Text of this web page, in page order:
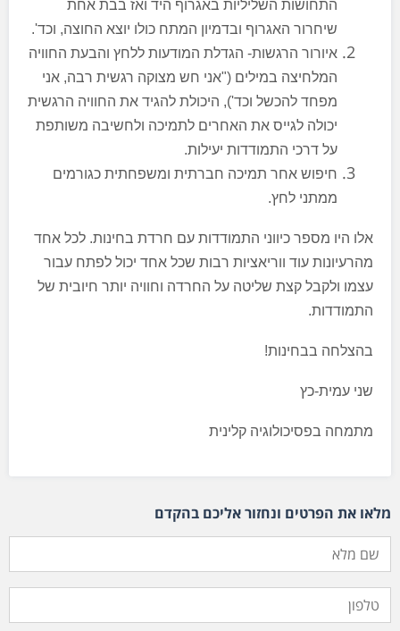
התחושות השליליות באגרוף היד ואז בבת אחת
שיחרור האגרוף ובדמיון המתח כולו יוצא החוצה, וכד'.
איורור הרגשות- הגדלת המודעות ללחץ והבעת החוויה
המלחיצה במילים ("אני חש מצוקה רגשית רבה, אני
מפחד להכשל וכד'), היכולת להגיד את החוויה הרגשית
יכולה לגייס את האחרים לתמיכה ולחשיבה משותפת
על דרכי התמודדות יעילות.
חיפוש אחר תמיכה חברתית ומשפחתית כגורמים
ממתני לחץ.
אלו היו מספר כיווני התמודדות עם חרדת בחינות. לכל אחד
מהרעיונות עוד ווריאציות רבות שכל אחד יכול לפתח עבור
עצמו ולקבל קצת שליטה על החרדה וחוויה יותר חיובית של
התמודדות.
בהצלחה בבחינות!
שני עמית-כץ
מתמחה בפסיכולוגיה קלינית
מלאו את הפרטים ונחזור אליכם בהקדם